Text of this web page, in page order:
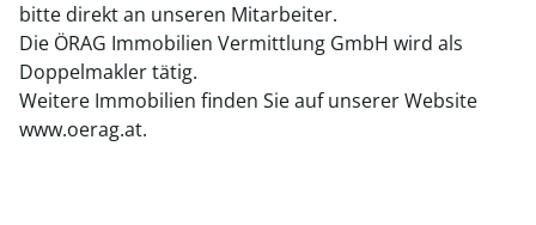
bitte direkt an unseren Mitarbeiter.
Die ÖRAG Immobilien Vermittlung GmbH wird als
Doppelmakler tätig.
Weitere Immobilien finden Sie auf unserer Website
www.oerag.at.